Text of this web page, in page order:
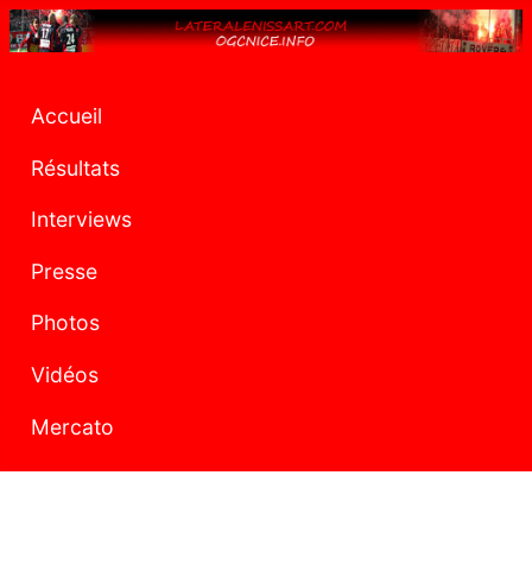
Accueil
Résultats
Interviews
Presse
Photos
Vidéos
Mercato